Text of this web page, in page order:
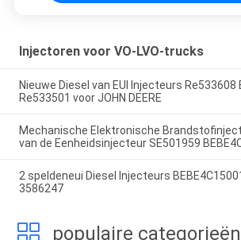
Injectoren voor VO-LVO-trucks
Nieuwe Diesel van EUI Injecteurs Re533608
Re533501 voor JOHN DEERE
Mechanische Elektronische
van de Eenheidsinjecteur SE501959
2 speldeneui Diesel Injecteurs
3586247
populaire categorieën